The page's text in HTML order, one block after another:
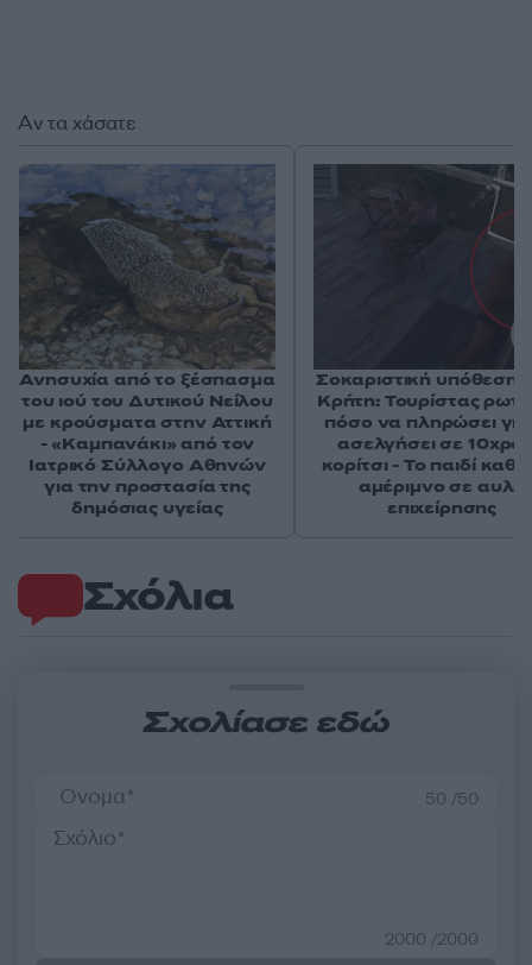
Σχόλια
Σχολίασε εδώ
50 /50
2000 /2000
Αν τα χάσατε
Ανησυχία από το ξέσπασμα
του ιού του Δυτικού Νείλου
με κρούσματα στην Αττική
- «Καμπανάκι» από τον
Ιατρικό Σύλλογο Αθηνών
για την προστασία της
δημόσιας υγείας
Σοκαριστική υπόθεση
Κρήτη: Τουρίστας
πόσο να πληρώσει
ασελγήσει σε
κορίτσι - Το παιδί
αμέριμνο σε αυλή
επιχείρησης